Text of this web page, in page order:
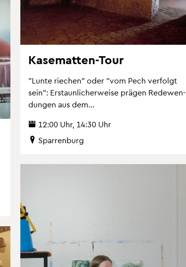
Ka­se­mat­ten-Tour
"Lunte rie­chen" oder "vom Pech ver­folgt
sein": Er­staun­li­cher­wei­se prä­gen Re­de­wen­
dun­gen aus dem...
12:00 Uhr, 14:30 Uhr
Spar­ren­burg